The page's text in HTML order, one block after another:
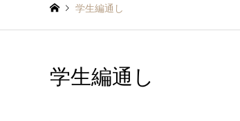
学生編通し
学生編通し